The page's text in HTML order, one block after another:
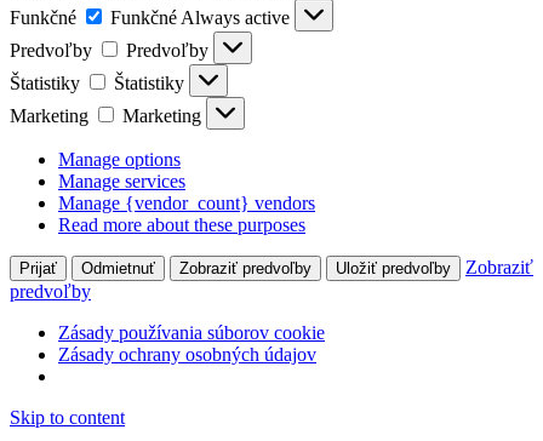
Funkčné
Funkčné Always active
Predvoľby
Predvoľby
Štatistiky
Štatistiky
Marketing
Marketing
Manage options
Manage services
Manage {vendor_count} vendors
Read more about these purposes
Prijať Odmietnuť Zobraziť predvoľby Uložiť predvoľby
Zobraziť
predvoľby
Zásady používania súborov cookie
Zásady ochrany osobných údajov
Skip to content